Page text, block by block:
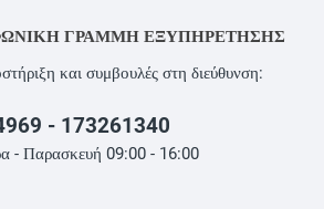
ΓΡΑΜΜΉ ΕΞΥΠΗΡΈΤΗΣΗΣ
και συμβουλές στη διεύθυνση:
- 173261340
- Παρασκευή 09:00 - 16:00